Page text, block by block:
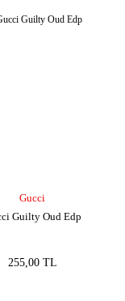
Gucci
Guilty Oud Edp
255,00 TL